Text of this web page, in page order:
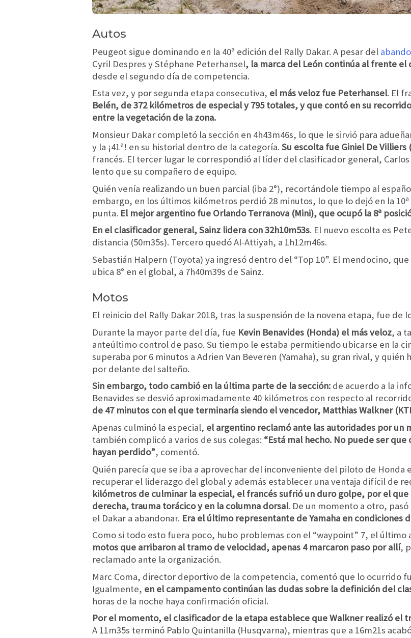
Autos
Peugeot sigue dominando en la 40ª edición del Rally Dakar. A pesar del
Cyril Despres y Stéphane Peterhansel, la marca del León continúa al frente el
desde el segundo día de competencia.
Esta vez, y por segunda etapa consecutiva, el más veloz fue Peterhansel. El
Belén, de 372 kilómetros de especial y 795 totales, y que contó en su
entre la vegetación de la zona.
Monsieur Dakar completó la sección en 4h43m46s, lo que le sirvió para
y la ¡41ª! en su historial dentro de la categoría. Su escolta fue Giniel De Villiers
francés. El tercer lugar le correspondió al líder del clasificador general,
lento que su compañero de equipo.
Quién venía realizando un buen parcial (iba 2°), recortándole tiempo al
embargo, en los últimos kilómetros perdió 28 minutos, lo que lo dejó en la
punta. El mejor argentino fue Orlando Terranova (Mini), que ocupó la 8ª
En el clasificador general, Sainz lidera con 32h10m53s. El nuevo escolta es
distancia (50m35s). Tercero quedó Al-Attiyah, a 1h12m46s.
Sebastián Halpern (Toyota) ya ingresó dentro del “Top 10”. El mendocino, que
ubica 8° en el global, a 7h40m39s de Sainz.
Motos
El reinicio del Rally Dakar 2018, tras la suspensión de la novena etapa, fue de
Durante la mayor parte del día, fue Kevin Benavides (Honda) el más veloz, a
anteúltimo control de paso. Su tiempo le estaba permitiendo ubicarse en la
superaba por 6 minutos a Adrien Van Beveren (Yamaha), su gran rival, y quién
por delante del salteño.
Sin embargo, todo cambió en la última parte de la sección: de acuerdo a la
Benavides se desvió aproximadamente 40 kilómetros con respecto al
de 47 minutos con el que terminaría siendo el vencedor, Matthias Walkner
Apenas culminó la especial, el argentino reclamó ante las autoridades por un
también complicó a varios de sus colegas: “Está mal hecho. No puede ser
hayan perdido”, comentó.
Quién parecía que se iba a aprovechar del inconveniente del piloto de Honda
recuperar el liderazgo del global y además establecer una ventaja difícil de
kilómetros de culminar la especial, el francés sufrió un duro golpe, por el
derecha, trauma torácico y en la columna dorsal. De un momento a otro,
el Dakar a abandonar. Era el último representante de Yamaha en condiciones
Como si todo esto fuera poco, hubo problemas con el “waypoint” 7, el último
motos que arribaron al tramo de velocidad, apenas 4 marcaron paso por allí,
reclamado ante la organización.
Marc Coma, director deportivo de la competencia, comentó que lo ocurrido
Igualmente, en el campamento continúan las dudas sobre la definición del
horas de la noche haya confirmación oficial.
Por el momento, el clasificador de la etapa establece que Walkner realizó el
A 11m35s terminó Pablo Quintanilla (Husqvarna), mientras que a 16m21s